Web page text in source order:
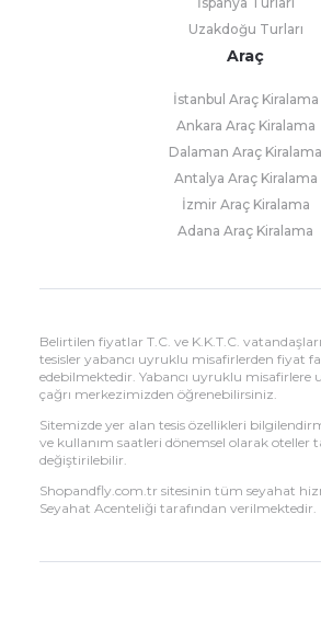
Uzakdoğu Turları
Araç
İstanbul Araç Kiralama
Ankara Araç Kiralama
Dalaman Araç Kiralama
Antalya Araç Kiralama
İzmir Araç Kiralama
Adana Araç Kiralama
Belirtilen fiyatlar T.C. ve K.K.T.C.
tesisler yabancı uyruklu misafirlerden fiyat
edebilmektedir. Yabancı uyruklu misafirlere
çağrı merkezimizden öğrenebilirsiniz.
Sitemizde yer alan tesis özellikleri
ve kullanım saatleri dönemsel olarak oteller
değiştirilebilir.
Shopandfly.com.tr sitesinin tüm seyahat
Seyahat Acenteliği tarafından verilmektedir.